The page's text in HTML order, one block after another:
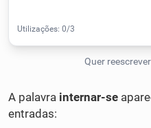
Humanizador de IA
A palavra internar-se
entradas: